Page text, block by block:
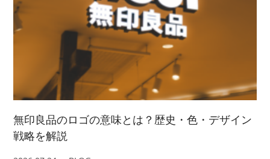
無印良品のロゴの意味とは？歴史・色・デザイン
戦略を解説